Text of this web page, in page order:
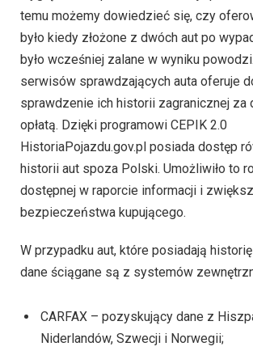
temu możemy dowiedzieć się, czy
było kiedy złożone z dwóch aut po
było wcześniej zalane w wyniku
serwisów sprawdzających auta oferuje
sprawdzenie ich historii zagranicznej za
opłatą. Dzięki programowi CEPIK 2.0
HistoriaPojazdu.gov.pl posiada dostęp
historii aut spoza Polski. Umożliwiło to
dostępnej w raporcie informacji i
bezpieczeństwa kupującego.
W przypadku aut, które posiadają
dane ściągane są z systemów
CARFAX – pozyskujący dane z
Niderlandów, Szwecji i Norwegii;